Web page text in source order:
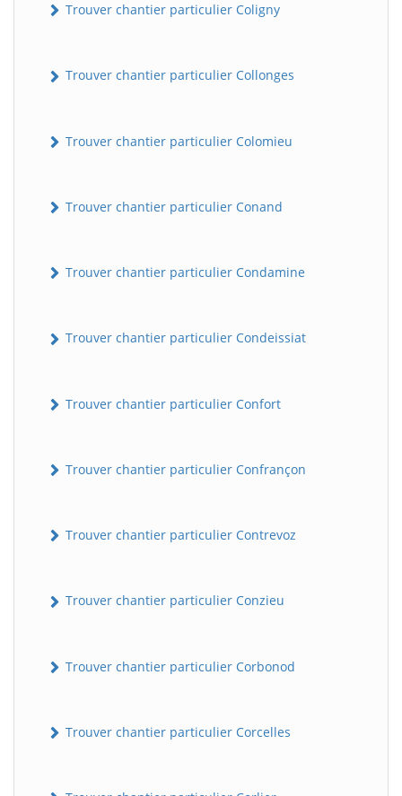
Trouver chantier particulier Coligny
Trouver chantier particulier Collonges
Trouver chantier particulier Colomieu
Trouver chantier particulier Conand
Trouver chantier particulier Condamine
Trouver chantier particulier Condeissiat
Trouver chantier particulier Confort
Trouver chantier particulier Confrançon
Trouver chantier particulier Contrevoz
Trouver chantier particulier Conzieu
Trouver chantier particulier Corbonod
Trouver chantier particulier Corcelles
BatiWebPro